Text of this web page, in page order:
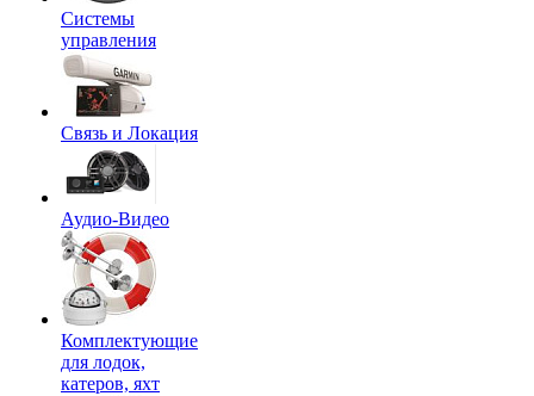
Системы
управления
Связь и Локация
Аудио-Видео
Комплектующие
для лодок,
катеров, яхт